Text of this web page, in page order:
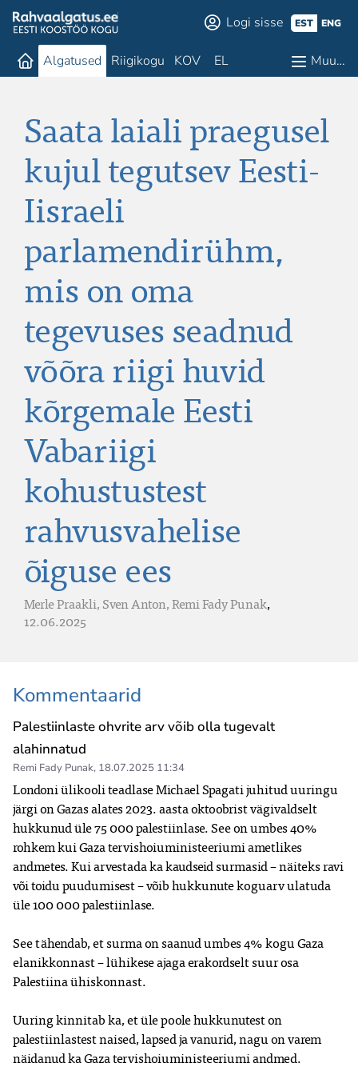
Logi sisse EST ENG
Algatused Riigikogu KOV EL Muu…
Saata laiali praegusel
kujul tegutsev Eesti-
Iisraeli
parlamendirühm,
mis on oma
tegevuses seadnud
võõra riigi huvid
kõrgemale Eesti
Vabariigi
kohustustest
rahvusvahelise
õiguse ees
Merle Praakli, Sven Anton,Remi Fady Punak,
12.06.2025
Kommentaarid
Palestiinlaste ohvrite arv võib olla tugevalt
alahinnatud
Remi Fady Punak, 18.07.2025 11:34
Londoni ülikooli teadlase Michael Spagati juhitud uuringu
järgi on Gazas alates 2023. aasta oktoobrist vägivaldselt
hukkunud üle 75 000 palestiinlase. See on umbes 40%
rohkem kui Gaza tervishoiuministeeriumi ametlikes
andmetes. Kui arvestada ka kaudseid surmasid – näiteks ravi
või toidu puudumisest – võib hukkunute koguarv ulatuda
üle 100 000 palestiinlase.
See tähendab, et surma on saanud umbes 4% kogu Gaza
elanikkonnast – lühikese ajaga erakordselt suur osa
Palestiina ühiskonnast.
Uuring kinnitab ka, et üle poole hukkunutest on
palestiinlastest naised, lapsed ja vanurid, nagu on varem
näidanud ka Gaza tervishoiuministeeriumi andmed.